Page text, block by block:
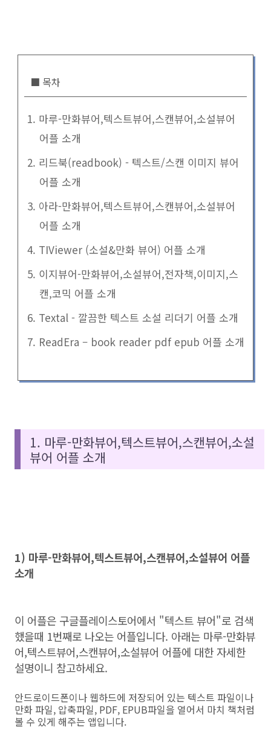
■ 목차
1. 마루-만화뷰어,텍스트뷰어,스캔뷰어,소설뷰어
어플 소개
2. 리드북(readbook) - 텍스트/스캔 이미지 뷰어
어플 소개
3. 아라-만화뷰어,텍스트뷰어,스캔뷰어,소설뷰어
어플 소개
4. TIViewer (소설&만화 뷰어) 어플 소개
5. 이지뷰어-만화뷰어,소설뷰어,전자책,이미지,스
캔,코믹 어플 소개
6. Textal - 깔끔한 텍스트 소설 리더기 어플 소개
7. ReadEra – book reader pdf epub 어플 소개
1. 마루-만화뷰어,텍스트뷰어,스캔뷰어,소설
뷰어 어플 소개
1) 마루-만화뷰어,텍스트뷰어,스캔뷰어,소설뷰어 어플
소개
이 어플은 구글플레이스토어에서 "텍스트 뷰어"로 검색
했을때 1번째로 나오는 어플입니다. 아래는 마루-만화뷰
어,텍스트뷰어,스캔뷰어,소설뷰어 어플에 대한 자세한
설명이니 참고하세요.
안드로이드폰이나 웹하드에 저장되어 있는 텍스트 파일이나
만화 파일, 압축파일, PDF, EPUB파일을 열어서 마치 책처럼
볼 수 있게 해주는 앱입니다.